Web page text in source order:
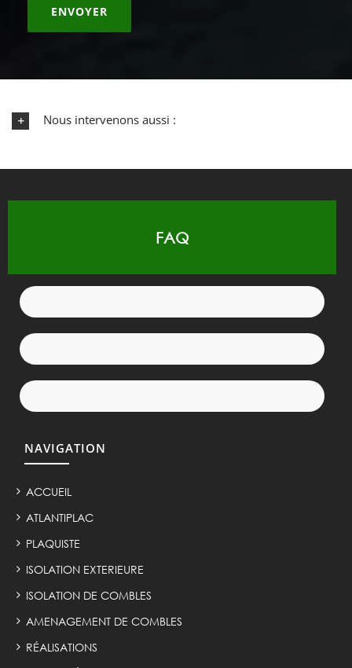
Nous intervenons aussi :
FAQ
NAVIGATION
ACCUEIL
ATLANTIPLAC
PLAQUISTE
ISOLATION EXTERIEURE
ISOLATION DE COMBLES
AMENAGEMENT DE COMBLES
RÉALISATIONS